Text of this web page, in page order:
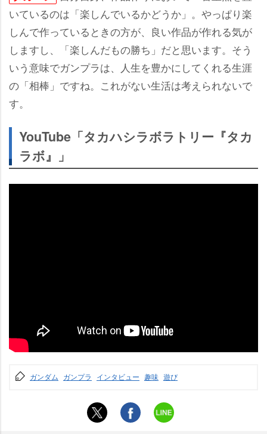
いているのは「楽しんでいるかどうか」。やっぱり楽
しんで作っているときの方が、良い作品が作れる気が
しますし、「楽しんだもの勝ち」だと思います。そう
いう意味でガンプラは、人生を豊かにしてくれる生涯
の「相棒」ですね。これがない生活は考えられないで
す。
YouTube「タカハシラボラトリー『タカ
ラボ』」
ガンダム ガンプラ インタビュー 趣味 遊び